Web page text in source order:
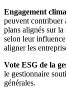
Engagement
peuvent contribuer
plans alignés sur
selon leur
aligner les
Vote ESG de la
le gestionnaire
générales.